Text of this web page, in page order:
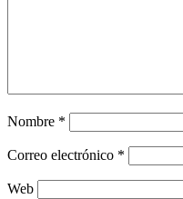
Nombre *
Correo electrónico *
Web